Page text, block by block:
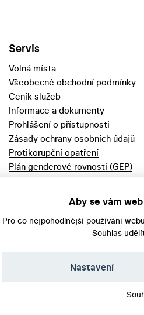
Servis
Volná místa
Všeobecné obchodní podmínky
Ceník služeb
Informace a dokumenty
Prohlášení o přístupnosti
Zásady ochrany osobních údajů
Protikorupční opatření
Plán genderové rovnosti (GEP)
Aby se vám
Pro co nejpohodlnější používání
Souhlas
Nastavení